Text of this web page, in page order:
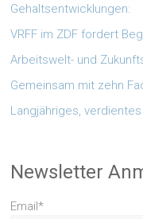
Gehaltsentwicklungen:
VRFF im ZDF fordert
Arbeitswelt- und
Gemeinsam mit zehn
Langjähriges,
Newsletter
Email*